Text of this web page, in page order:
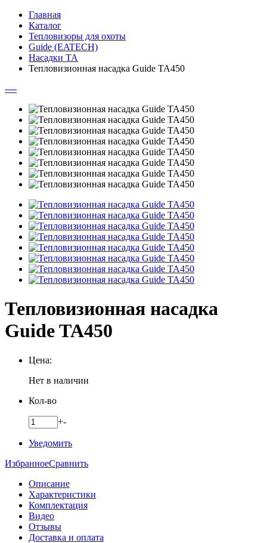
Главная
Каталог
Тепловизоры для охоты
Guide (EATECH)
Насадки TA
Тепловизионная насадка Guide TA450
----
Тепловизионная насадка
Guide TA450
Цена:
Нет в наличии
Кол-во
+-
Уведомить
ИзбранноеСравнить
Описание
Характеристики
Комплектация
Видео
Отзывы
Доставка и оплата